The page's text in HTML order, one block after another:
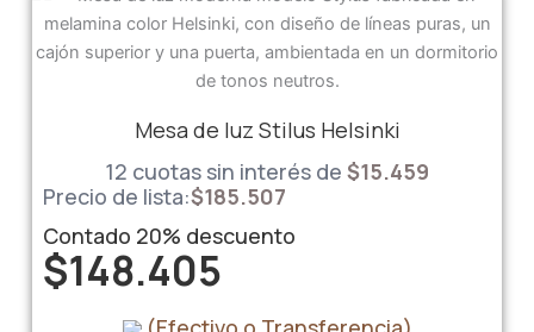
Mesa de luz Stilus Helsinki
12 cuotas sin interés de $15.459
Precio de lista:$185.507
Contado 20% descuento
$148.405